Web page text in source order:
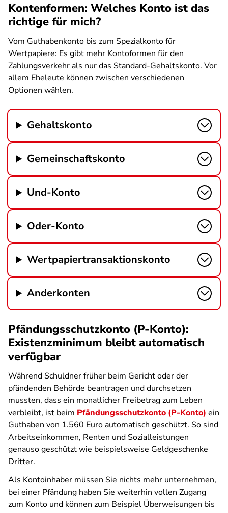
Kontenformen: Welches Konto ist das
richtige für mich?
Vom Guthabenkonto bis zum Spezialkonto für
Wertpapiere: Es gibt mehr Kontoformen für den
Zahlungsverkehr als nur das Standard-Gehaltskonto. Vor
allem Eheleute können zwischen verschiedenen
Optionen wählen.
Gehaltskonto
Gemeinschaftskonto
Und-Konto
Oder-Konto
Wertpapiertransaktionskonto
Anderkonten
Pfändungsschutzkonto (P-Konto):
Existenzminimum bleibt automatisch
verfügbar
Während Schuldner früher beim Gericht oder der
pfändenden Behörde beantragen und durchsetzen
mussten, dass ein monatlicher Freibetrag zum Leben
verbleibt, ist beim Pfändungsschutzkonto (P-Konto) ein
Guthaben von 1.560 Euro automatisch geschützt. So sind
Arbeitseinkommen, Renten und Sozialleistungen
genauso geschützt wie beispielsweise Geldgeschenke
Dritter.
Als Kontoinhaber müssen Sie nichts mehr unternehmen,
bei einer Pfändung haben Sie weiterhin vollen Zugang
zum Konto und können zum Beispiel Überweisungen bis